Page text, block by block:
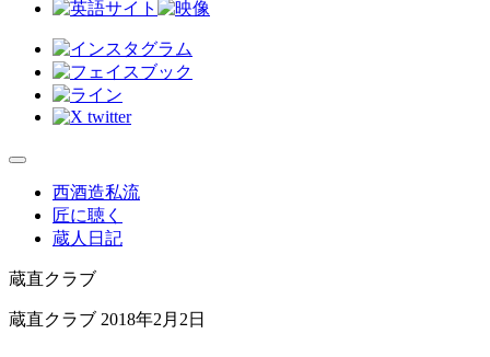
西酒造私流
匠に聴く
蔵人日記
蔵直クラブ
蔵直クラブ 2018年2月2日